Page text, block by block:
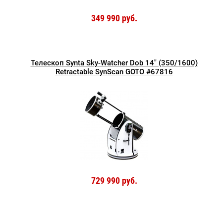
349 990 руб.
Телескоп Synta Sky-Watcher Dob 14" (350/1600)
Retractable SynScan GOTO #67816
729 990 руб.